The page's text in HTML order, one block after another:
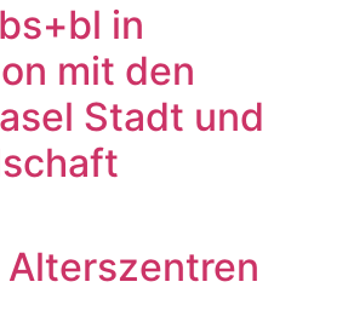
in
mit den
Stadt und